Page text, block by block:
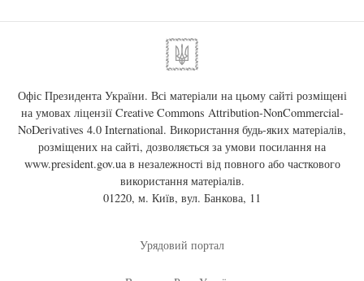
Офіс Президента України. Всі матеріали на цьому сайті розміщені
на умовах ліцензії Creative Commons Attribution-NonCommercial-
NoDerivatives 4.0 International. Використання будь-яких матеріалів,
розміщених на сайті, дозволяється за умови посилання на
www.president.gov.uaв незалежності від повного або часткового
використання матеріалів.
01220, м. Київ, вул. Банкова, 11
Урядовий портал